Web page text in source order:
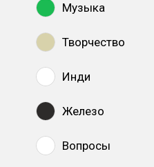
Музыка
Творчество
Инди
Железо
Вопросы